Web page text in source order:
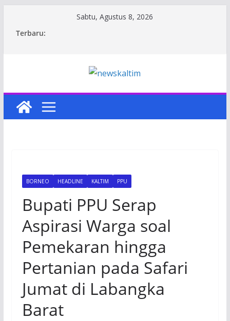
Sabtu, Agustus 8, 2026
Terbaru:
BORNEO HEADLINE KALTIM PPU
Bupati PPU Serap
Aspirasi Warga soal
Pemekaran hingga
Pertanian pada Safari
Jumat di Labangka
Barat